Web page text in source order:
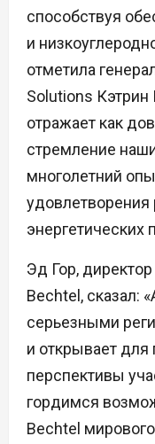
способствуя
и
отметила
Solutions Кэтрин
отражает как
стремление
многолетний
энергетических
Эд Гор,
Bechtel, сказал:
серьезными
и открывает для
перспективы
гордимся
Bechtel